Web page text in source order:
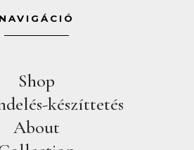
NAVIGÁCIÓ
Shop
készíttetés
About